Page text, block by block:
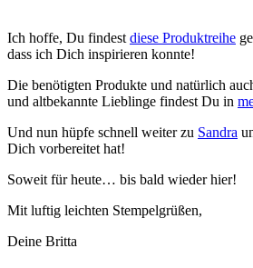
Ich hoffe, Du findest diese Produktreihe
dass ich Dich inspirieren konnte!
Die benötigten Produkte und natürlich
und altbekannte Lieblinge findest Du in
Und nun hüpfe schnell weiter zu Sandra
Dich vorbereitet hat!
Soweit für heute… bis bald wieder hier!
Mit luftig leichten Stempelgrüßen,
Deine Britta